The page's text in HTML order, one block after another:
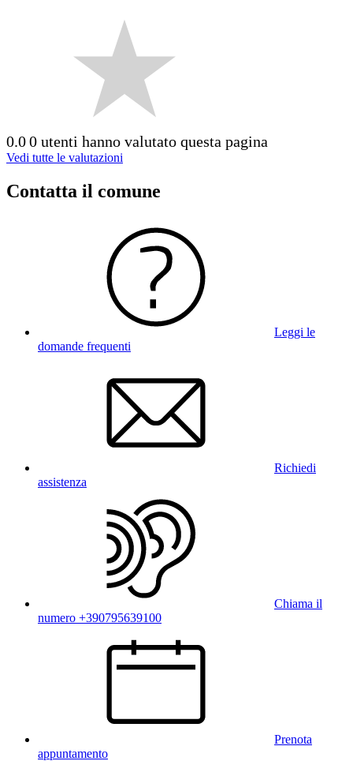
0.00 utenti hanno valutato questa pagina
Vedi tutte le valutazioni
Contatta il comune
Leggi le
domande frequenti
Richiedi
assistenza
Chiama il
numero +390795639100
Prenota
appuntamento